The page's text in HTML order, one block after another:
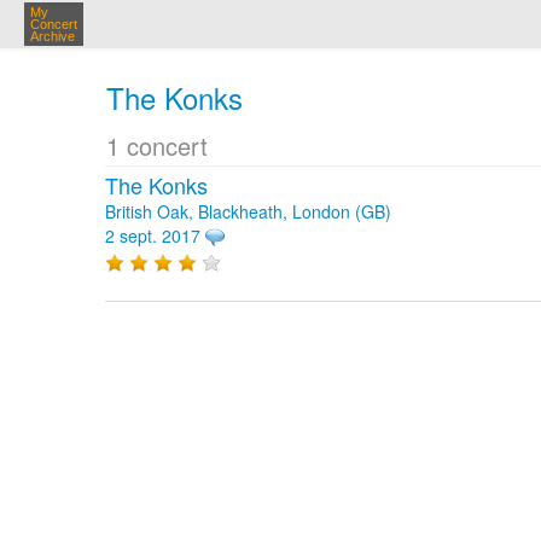
My
Concert
Archive
The Konks
1 concert
The Konks
British Oak, Blackheath, London (GB)
2 sept. 2017